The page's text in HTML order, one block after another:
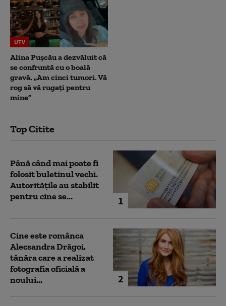
UTV
Alina Pușcău a dezvăluit că
se confruntă cu o boală
gravă. „Am cinci tumori. Vă
rog să vă rugați pentru
mine”
Top Citite
1
Până când mai poate fi
folosit buletinul vechi.
Autoritățile au stabilit
pentru cine se...
2
Cine este românca
Alecsandra Drăgoi,
tânăra care a realizat
fotografia oficială a
noului...